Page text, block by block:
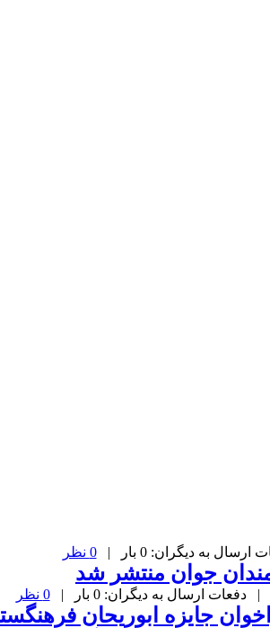
به دیگران: 0 بار | 0 نظر
جوان منتشر شد
| دفعات ارسال به دیگران: 0 بار | 0 نظر
جایزه ابوریحان